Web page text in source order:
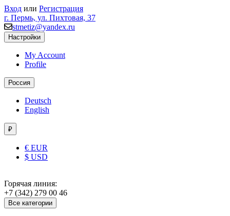
Вход или Регистрация
г. Пермь, ул. Пихтовая, 37
stmetiz@yandex.ru
Настройки
My Account
Profile
Россия
Deutsch
English
₽
€ EUR
$ USD
Горячая линия:
+7 (342) 279 00 46
Все категории